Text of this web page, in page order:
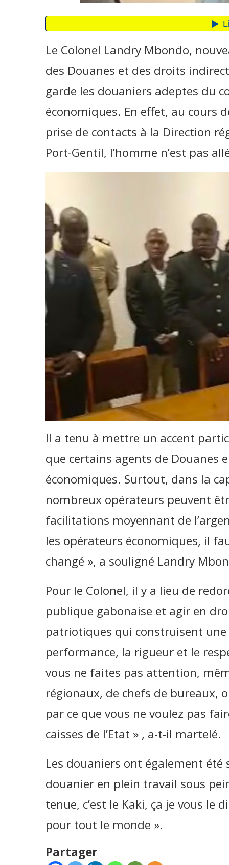
Le Colonel Landry Mbondo,
des Douanes et des droits
garde les douaniers adeptes du
économiques. En effet, au cours
prise de contacts à la Direction
Port-Gentil, l’homme n’est pas
Il a tenu à mettre un accent
que certains agents de Douanes
économiques. Surtout, dans la
nombreux opérateurs peuvent
facilitations moyennant de
les opérateurs économiques, il
changé », a souligné Landry
Pour le Colonel, il y a lieu de
publique gabonaise et agir en
patriotiques qui construisent
performance, la rigueur et le
vous ne faites pas attention,
régionaux, de chefs de bureaux,
par ce que vous ne voulez pas
caisses de l’Etat » , a-t-il martelé.
Les douaniers ont également
douanier en plein travail sous
tenue, c’est le Kaki, ça je vous le
pour tout le monde ».
Partager